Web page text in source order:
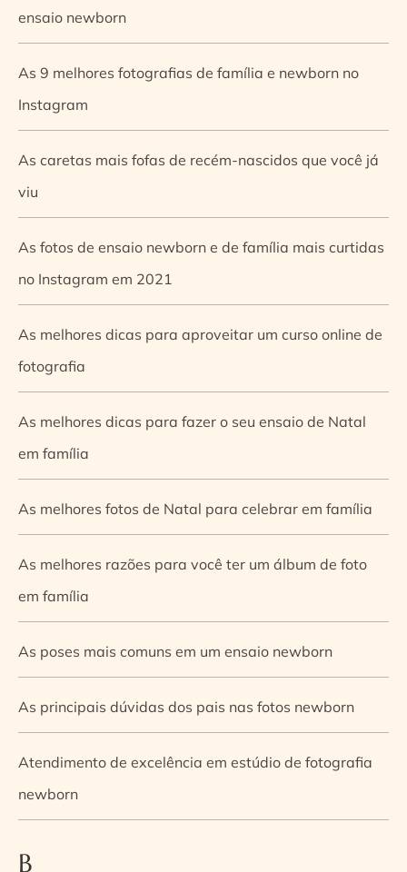
ensaio newborn
As 9 melhores fotografias de família e newborn no
Instagram
As caretas mais fofas de recém-nascidos que você já
viu
As fotos de ensaio newborn e de família mais curtidas
no Instagram em 2021
As melhores dicas para aproveitar um curso online de
fotografia
As melhores dicas para fazer o seu ensaio de Natal
em família
As melhores fotos de Natal para celebrar em família
As melhores razões para você ter um álbum de foto
em família
As poses mais comuns em um ensaio newborn
As principais dúvidas dos pais nas fotos newborn
Atendimento de excelência em estúdio de fotografia
newborn
B